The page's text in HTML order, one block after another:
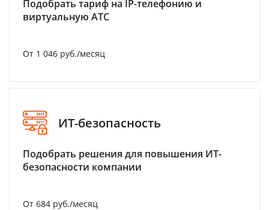
Подобрать тариф на IP-телефонию и
виртуальную АТС
От 1 046 руб./месяц
ИТ-безопасность
Подобрать решения для повышения ИТ-
безопасности компании
От 684 руб./месяц